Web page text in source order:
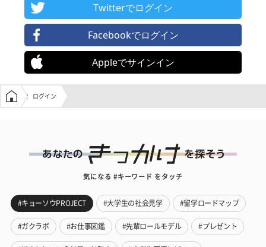
Twitterでログイン
Facebookでログイン
Appleでサインイン
学生の窓口トップ
ログイン
気になる #キーワード をタッチ
#キョーソウPROJECT #大学生の社会見学 #留学ロードマップ
#ガクラボ #お仕事図鑑 #先輩ロールモデル #プレゼント